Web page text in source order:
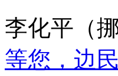
李化平（
等您，边